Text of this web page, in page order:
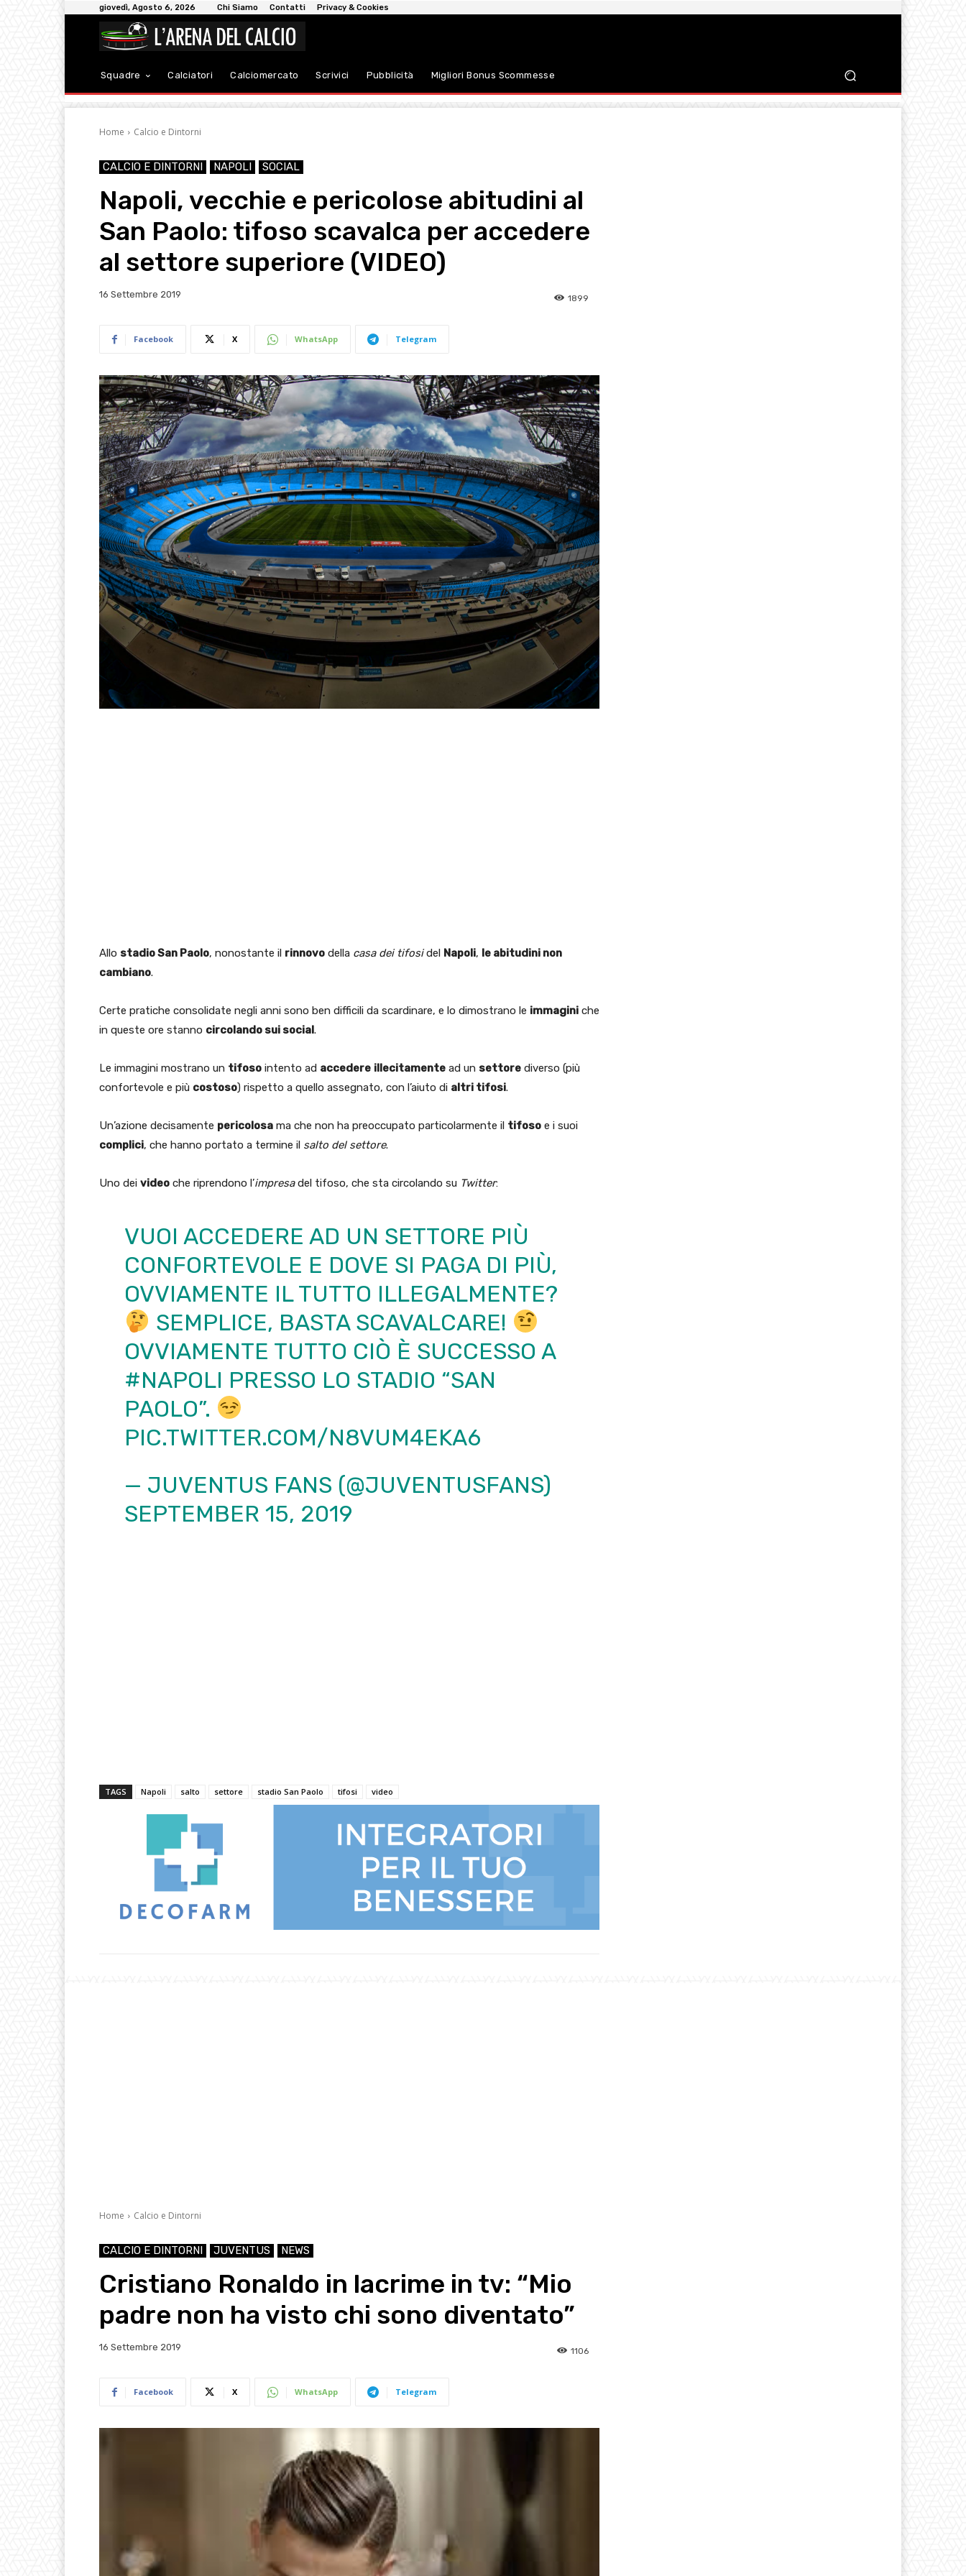
giovedì, Agosto 6, 2026 Chi Siamo Contatti Privacy & Cookies
Squadre Calciatori Calciomercato Scrivici Pubblicità Migliori Bonus Scommesse
Home Calcio e Dintorni
CALCIO E DINTORNI NAPOLI SOCIAL
Napoli, vecchie e pericolose abitudini al
San Paolo: tifoso scavalca per accedere
al settore superiore (VIDEO)
16 Settembre 2019 1899
Facebook X WhatsApp Telegram
Allo stadio San Paolo, nonostante il rinnovo della casa dei tifosidel Napoli, le abitudini non
cambiano.
Certe pratiche consolidate negli anni sono ben difficili da scardinare, e lo dimostrano le immagini che
in queste ore stanno circolando sui social.
Le immagini mostrano un tifoso intento ad accedere illecitamente ad un settore diverso (più
confortevole e più costoso) rispetto a quello assegnato, con l’aiuto di altri tifosi.
Un’azione decisamente pericolosa ma che non ha preoccupato particolarmente il tifoso e i suoi
complici, che hanno portato a termine il salto del settore.
Uno dei video che riprendono l’impresadel tifoso, che sta circolando su Twitter:
VUOI ACCEDERE AD UN SETTORE PIÙ
CONFORTEVOLE E DOVE SI PAGA DI PIÙ,
OVVIAMENTE IL TUTTO ILLEGALMENTE?
SEMPLICE, BASTA SCAVALCARE!
OVVIAMENTE TUTTO CIÒ È SUCCESSO A
#NAPOLI PRESSO LO STADIO “SAN
PAOLO”.
PIC.TWITTER.COM/N8VUM4EKA6
— JUVENTUS FANS (@JUVENTUSFANS)
SEPTEMBER 15, 2019
TAGS Napoli salto settore stadio San Paolo tifosi video